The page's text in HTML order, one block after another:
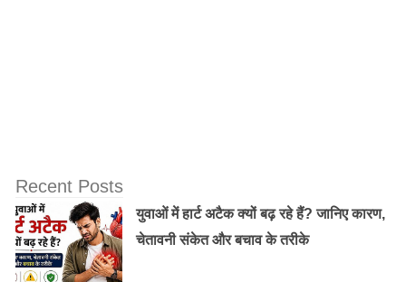
Recent Posts
युवाओं में हार्ट अटैक क्यों बढ़ रहे हैं? जानिए कारण,
चेतावनी संकेत और बचाव के तरीके